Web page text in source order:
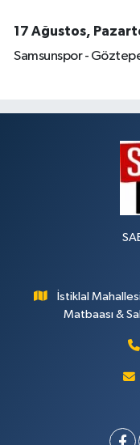
17 Ağustos,
Samsunspor -
İstiklal
Matbaası &